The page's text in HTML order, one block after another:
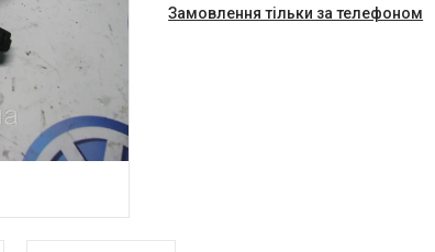
Замовлення тільки за телефоном